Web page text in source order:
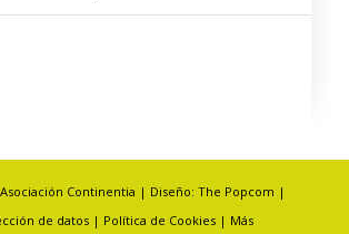
Continentia | Diseño: The Popcom |
de datos | Política de Cookies| Más